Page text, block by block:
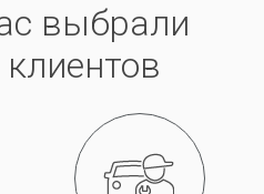
выбрали
клиентов